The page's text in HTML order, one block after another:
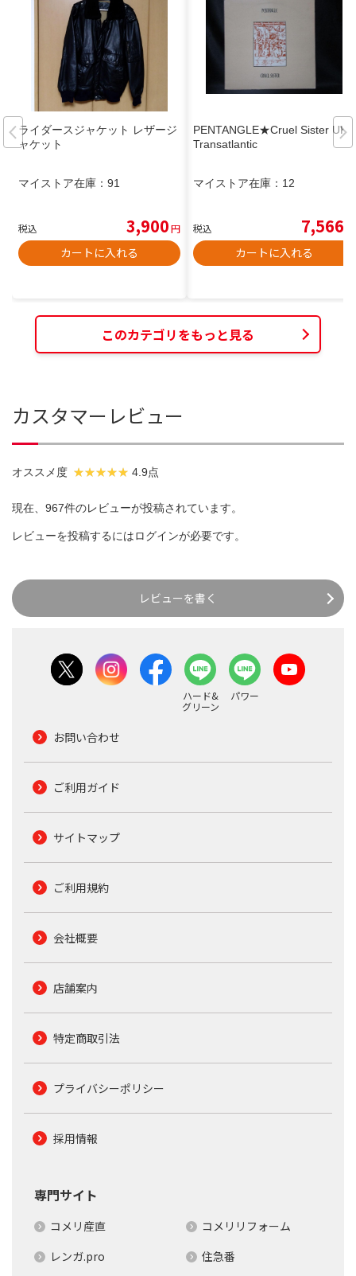
ライダースジャケット レザージ
ャケット
マイストア在庫： 91
税込 3,900円
カートに入れる
PENTANGLE★Cruel Sister UK
Transatlantic
マイストア在庫： 12
税込 7,566
カートに入れる
このカテゴリをもっと見る
カスタマーレビュー
オススメ度 4.9点
現在、967件のレビューが投稿されています。
レビューを投稿するにはログインが必要です。
レビューを書く
ハード&
グリーン
パワー
お問い合わせ
ご利用ガイド
サイトマップ
ご利用規約
会社概要
店舗案内
特定商取引法
プライバシーポリシー
採用情報
専門サイト
コメリ産直
コメリリフォーム
レンガ.pro
住急番